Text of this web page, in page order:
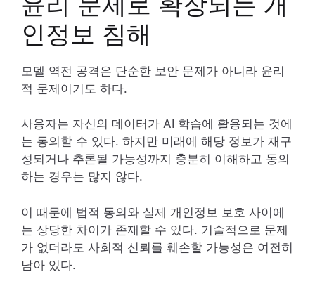
인정보 침해
모델 역전 공격은 단순한 보안 문제가 아니라 윤리
적 문제이기도 하다.
사용자는 자신의 데이터가 AI 학습에 활용되는 것에
는 동의할 수 있다. 하지만 미래에 해당 정보가 재구
성되거나 추론될 가능성까지 충분히 이해하고 동의
하는 경우는 많지 않다.
이 때문에 법적 동의와 실제 개인정보 보호 사이에
는 상당한 차이가 존재할 수 있다. 기술적으로 문제
가 없더라도 사회적 신뢰를 훼손할 가능성은 여전히
남아 있다.